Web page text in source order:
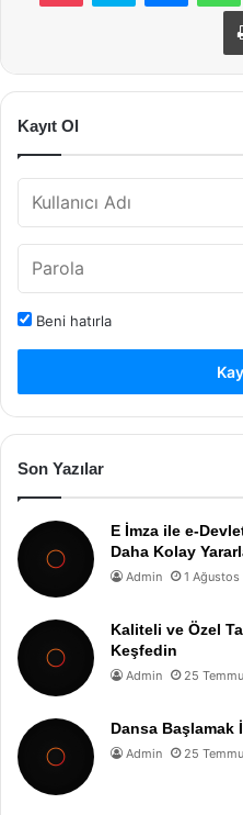
Kayıt Ol
Beni hatırla
Son Yazılar
E İmza ile e-
Daha Kolay
Admin 1
Kaliteli ve Özel
Keşfedin
Admin 25
Dansa Başlamak
Admin 25